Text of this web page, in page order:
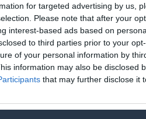
for targeted advertising by us,
Please note that after your
interest-based ads based on
to third parties prior to your
of your personal information by
information may also be disclosed
that may further disclose it